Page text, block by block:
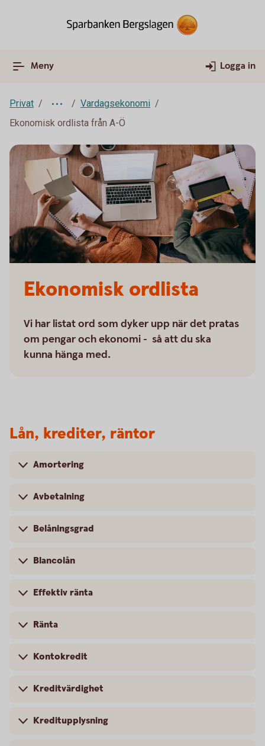
Meny Logga in
Privat
Vardagsekonomi
Ekonomisk ordlista från A-Ö
Ekonomisk ordlista
Vi har listat ord som dyker upp när det pratas
om pengar och ekonomi - så att du ska
kunna hänga med.
Lån, krediter, räntor
Amortering
Avbetalning
Belåningsgrad
Blancolån
Effektiv ränta
Ränta
Kontokredit
Kreditvärdighet
Kreditupplysning